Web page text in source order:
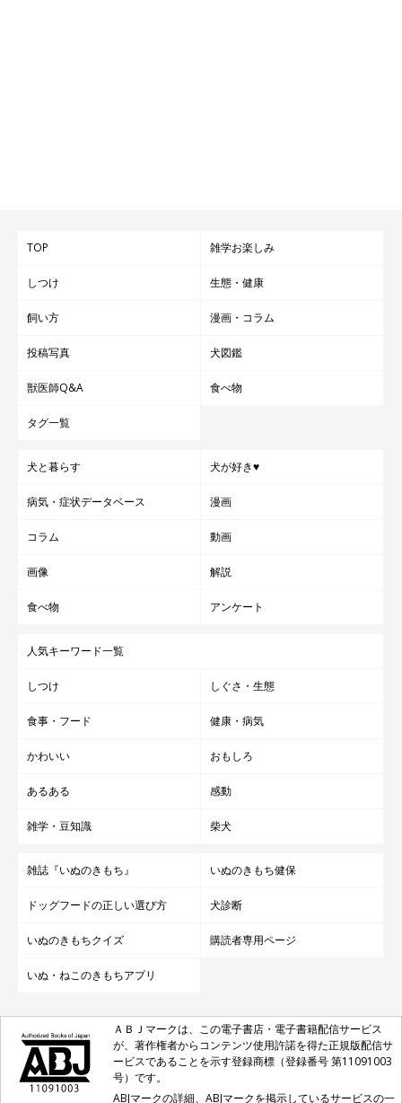
TOP 雑学お楽しみ
しつけ 生態・健康
飼い方 漫画・コラム
投稿写真 犬図鑑
獣医師Q&A 食べ物
タグ一覧
犬と暮らす 犬が好き♥
病気・症状データベース 漫画
コラム 動画
画像 解説
食べ物 アンケート
人気キーワード一覧
しつけ しぐさ・生態
食事・フード 健康・病気
かわいい おもしろ
あるある 感動
雑学・豆知識 柴犬
雑誌『いぬのきもち』 いぬのきもち健保
ドッグフードの正しい選び方 犬診断
いぬのきもちクイズ 購読者専用ページ
いぬ・ねこのきもちアプリ
ＡＢＪマークは、この電子書店・電子書籍配信サービス
が、著作権者からコンテンツ使用許諾を得た正規版配信サ
ービスであることを示す登録商標（登録番号 第11091003
号）です。
ABJマークの詳細、ABJマークを掲示しているサービスの一